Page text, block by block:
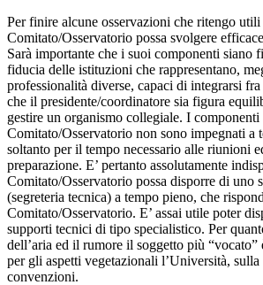
Per finire alcune osservazioni che ritengo
Comitato/Osservatorio possa svolgere
Sarà importante che i suoi componenti siano
fiducia delle istituzioni che rappresentano,
professionalità diverse, capaci di integrarsi
che il presidente/coordinatore sia figura
gestire un organismo collegiale. I componenti
Comitato/Osservatorio non sono impegnati a
soltanto per il tempo necessario alle riunioni
preparazione. E’ pertanto assolutamente
Comitato/Osservatorio possa disporre di uno
(segreteria tecnica) a tempo pieno, che
Comitato/Osservatorio. E’ assai utile poter
supporti tecnici di tipo specialistico. Per
dell’aria ed il rumore il soggetto più “vocato”
per gli aspetti vegetazionali l’Università, sulla
convenzioni.